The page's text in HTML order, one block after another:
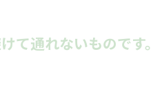
て通れないものです。